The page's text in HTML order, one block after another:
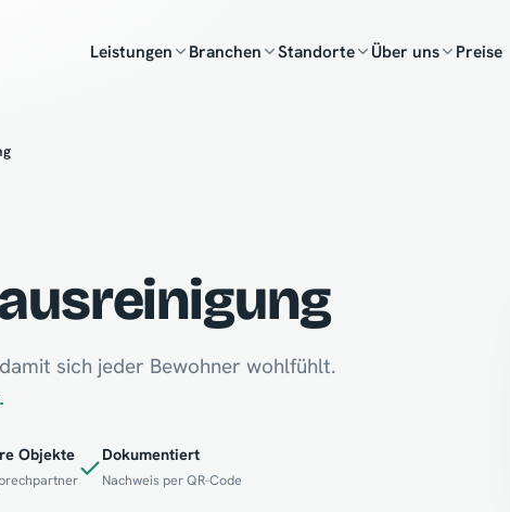
Leistungen Branchen Standorte Über uns Preise
sich jeder Bewohner wohlfühlt.
Objekte Dokumentiert
Nachweis per QR-Code